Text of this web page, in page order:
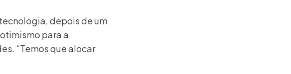
depois de um
para a
“Temos que alocar